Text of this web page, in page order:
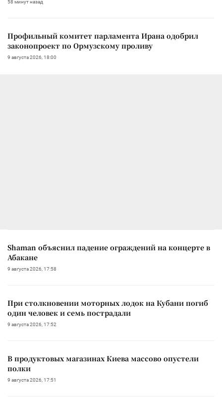
58 минут назад
Профильный комитет парламента Ирана одобрил
законопроект по Ормузскому проливу
9 августа 2026, 18:00
Shaman объяснил падение ограждений на концерте в
Абакане
9 августа 2026, 17:58
При столкновении моторных лодок на Кубани погиб
один человек и семь пострадали
9 августа 2026, 17:52
В продуктовых магазинах Киева массово опустели
полки
9 августа 2026, 17:51